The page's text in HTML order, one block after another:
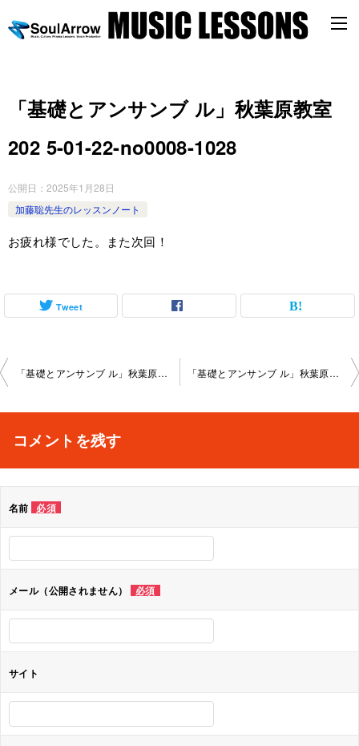
「基礎とアンサンブ ル」秋葉原教室
202 5-01-22-no0008-1028
公開日： 2025年1月28日
加藤聡先生のレッスンノート
お疲れ様でした。また次回！
Tweet
投
ビ
シ
ョ
ン
「基礎とアンサンブ ル」秋葉原教室202 5-01-22-no0008-1023 「基礎とアンサンブ ル」秋葉原教室202 5-01-28-no0008-1125
コメントを残す
名前 必須
メール（公開されません） 必須
サイト